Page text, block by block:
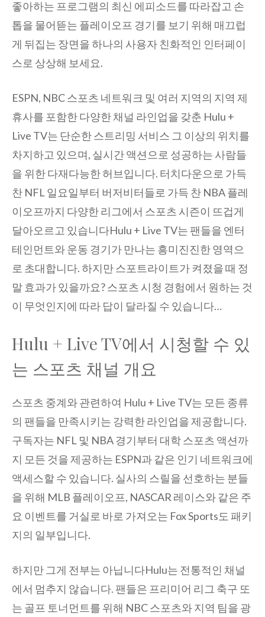
좋아하는 프로그램의 최신 에피소드를 따라잡고 손
톱을 물어뜯는 플레이오프 경기를 보기 위해 매끄럽
게 뒤집는 장면을 하나의 사용자 친화적인 인터페이
스로 상상해 보세요.
ESPN, NBC 스포츠 네트워크 및 여러 지역의 지역 제
휴사를 포함한 다양한 채널 라인업을 갖춘 Hulu +
Live TV는 단순한 스트리밍 서비스 그 이상의 위치를
차지하고 있으며, 실시간 액션으로 성공하는 사람들
을 위한 다재다능한 허브입니다. 터치다운으로 가득
찬 NFL 일요일부터 버저비터들로 가득 찬 NBA 플레
이오프까지 다양한 리그에서 스포츠 시즌이 뜨겁게
달아오르고 있습니다Hulu + Live TV는 팬들을 엔터
테인먼트와 운동 경기가 만나는 흥미진진한 영역으
로 초대합니다. 하지만 스포트라이트가 켜졌을 때 정
말 효과가 있을까요? 스포츠 시청 경험에서 원하는 것
이 무엇인지에 따라 답이 달라질 수 있습니다…
Hulu + Live TV에서 시청할 수 있
는 스포츠 채널 개요
스포츠 중계와 관련하여 Hulu + Live TV는 모든 종류
의 팬들을 만족시키는 강력한 라인업을 제공합니다.
구독자는 NFL 및 NBA 경기부터 대학 스포츠 액션까
지 모든 것을 제공하는 ESPN과 같은 인기 네트워크에
액세스할 수 있습니다. 실사의 스릴을 선호하는 분들
을 위해 MLB 플레이오프, NASCAR 레이스와 같은 주
요 이벤트를 거실로 바로 가져오는 Fox Sports도 패키
지의 일부입니다.
하지만 그게 전부는 아닙니다Hulu는 전통적인 채널
에서 멈추지 않습니다. 팬들은 프리미어 리그 축구 또
는 골프 토너먼트를 위해 NBC 스포츠와 지역 팀을 광